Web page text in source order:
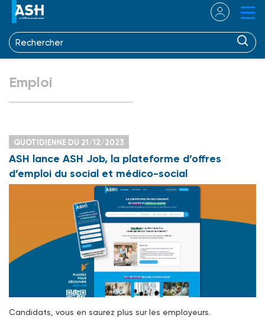
Emploi
QUOTIDIENNE DU 21/12/2023
ASH lance ASH Job, la plateforme d’offres
d’emploi du social et médico-social
Candidats, vous en saurez plus sur les employeurs.